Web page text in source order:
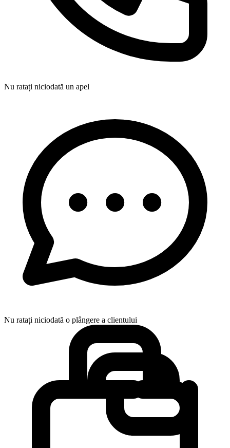
Nu ratați niciodată un apel
Nu ratați niciodată o plângere a clientului